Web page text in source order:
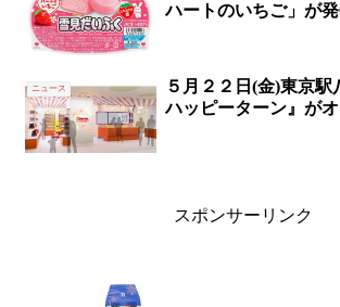
ハートのいちご」が
ニュース
５月２２日(金)東京駅
ハッピーターン』が
スポンサーリンク